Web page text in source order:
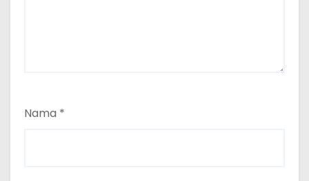
Nama *